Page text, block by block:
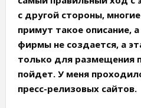
с другой стороны,
примут такое описание,
фирмы не создается, а
только для размещения
пойдет. У меня
пресс-релизовых сайтов.